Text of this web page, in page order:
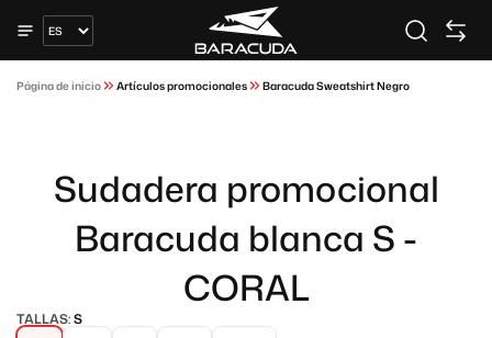
Página de inicio Artículos promocionales Baracuda Sweatshirt Negro
Sudadera promocional
Baracuda blanca S -
CORAL
TALLAS:S